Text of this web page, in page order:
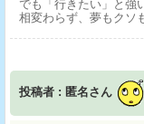
でも「行きたい」と強
相変わらず、夢もクソ
投稿者 : 匿名さん